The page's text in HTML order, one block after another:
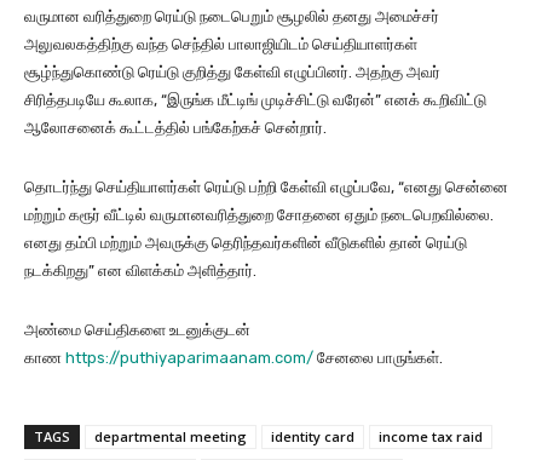
வருமான வரித்துறை ரெய்டு நடைபெறும் சூழலில் தனது அமைச்சர்
அலுவலகத்திற்கு வந்த செந்தில் பாலாஜியிடம் செய்தியாளர்கள்
சூழ்ந்துகொண்டு ரெய்டு குறித்து கேள்வி எழுப்பினர். அதற்கு அவர்
சிரித்தபடியே கூலாக, “இருங்க மீட்டிங் முடிச்சிட்டு வரேன்” எனக் கூறிவிட்டு
ஆலோசனைக் கூட்டத்தில் பங்கேற்கச் சென்றார்.
தொடர்ந்து செய்தியாளர்கள் ரெய்டு பற்றி கேள்வி எழுப்பவே, “எனது சென்னை
மற்றும் கரூர் வீட்டில் வருமானவரித்துறை சோதனை ஏதும் நடைபெறவில்லை.
எனது தம்பி மற்றும் அவருக்கு தெரிந்தவர்களின் வீடுகளில் தான் ரெய்டு
நடக்கிறது” என விளக்கம் அளித்தார்.
அண்மை செய்திகளை உடனுக்குடன்
காண https://puthiyaparimaanam.com/ சேனலை பாருங்கள்.
TAGS departmental meeting identity card income tax raid